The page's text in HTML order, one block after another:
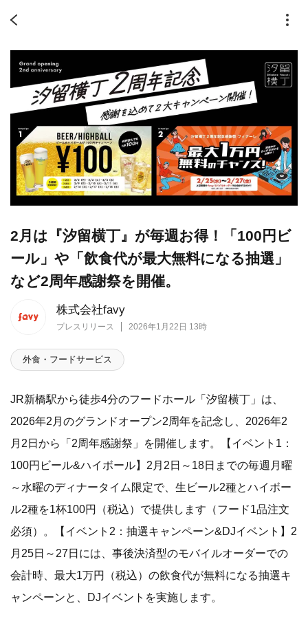
株式会社favy
プレスリリース 2026年1月22日 13時
2月は『汐留横丁』が毎週お得！「100円ビ
ール」や「飲食代が最大無料になる抽選」
など2周年感謝祭を開催。
外食・フードサービス
JR新橋駅から徒歩4分のフードホール「汐留横丁」は、
2026年2月のグランドオープン2周年を記念し、2026年2
月2日から「2周年感謝祭」を開催します。【イベント1：
100円ビール&ハイボール】2月2日～18日までの毎週月曜
～水曜のディナータイム限定で、生ビール2種とハイボー
ル2種を1杯100円（税込）で提供します（フード1品注文
必須）。【イベント2：抽選キャンペーン&DJイベント】2
月25日～27日には、事後決済型のモバイルオーダーでの
会計時、最大1万円（税込）の飲食代が無料になる抽選キ
ャンペーンと、DJイベントを実施します。